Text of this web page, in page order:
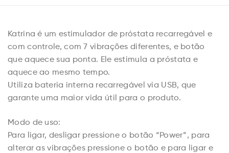
Katrina é um estimulador de próstata recarregável e
com controle, com 7 vibrações diferentes, e botão
que aquece sua ponta. Ele estimula a próstata e
aquece ao mesmo tempo.
Utiliza bateria interna recarregável via USB, que
garante uma maior vida útil para o produto.
Modo de uso:
Para ligar, desligar pressione o botão “Power”, para
alterar as vibrações pressione o botão e para ligar e